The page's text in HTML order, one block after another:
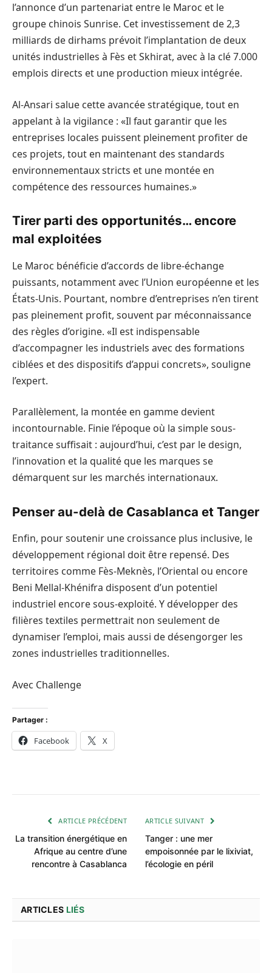
l’annonce d’un partenariat entre le Maroc et le
groupe chinois Sunrise. Cet investissement de 2,3
milliards de dirhams prévoit l’implantation de deux
unités industrielles à Fès et Skhirat, avec à la clé 7.000
emplois directs et une production mieux intégrée.
Al-Ansari salue cette avancée stratégique, tout en
appelant à la vigilance : «Il faut garantir que les
entreprises locales puissent pleinement profiter de
ces projets, tout en maintenant des standards
environnementaux stricts et une montée en
compétence des ressources humaines.»
Tirer parti des opportunités… encore
mal exploitées
Le Maroc bénéficie d’accords de libre-échange
puissants, notamment avec l’Union européenne et les
États-Unis. Pourtant, nombre d’entreprises n’en tirent
pas pleinement profit, souvent par méconnaissance
des règles d’origine. «Il est indispensable
d’accompagner les industriels avec des formations
ciblées et des dispositifs d’appui concrets», souligne
l’expert.
Parallèlement, la montée en gamme devient
incontournable. Finie l’époque où la simple sous-
traitance suffisait : aujourd’hui, c’est par le design,
l’innovation et la qualité que les marques se
démarquent sur les marchés internationaux.
Penser au-delà de Casablanca et Tanger
Enfin, pour soutenir une croissance plus inclusive, le
développement régional doit être repensé. Des
territoires comme Fès-Meknès, l’Oriental ou encore
Beni Mellal-Khénifra disposent d’un potentiel
industriel encore sous-exploité. Y développer des
filières textiles permettrait non seulement de
dynamiser l’emploi, mais aussi de désengorger les
zones industrielles traditionnelles.
Avec Challenge
Partager :
Facebook X
ARTICLE PRÉCÉDENT
La transition énergétique en
Afrique au centre d’une
rencontre à Casablanca
ARTICLE SUIVANT
Tanger : une mer
empoisonnée par le lixiviat,
l’écologie en péril
ARTICLES LIÉS